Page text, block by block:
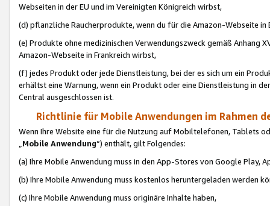
Webseiten in der EU und im Vereinigten Königreich wirbst,
(d) pflanzliche Raucherprodukte, wenn du für die Amazon-Webseite in
(e) Produkte ohne medizinischen Verwendungszweck gemäß Anhang
Amazon-Webseite in Frankreich wirbst,
(f) jedes Produkt oder jede Dienstleistung, bei der es sich um ein
erhältst eine Warnung, wenn ein Produkt oder eine Dienstleistung in
Central ausgeschlossen ist.
Richtlinie für Mobile Anwendungen im Rahmen
Wenn Ihre Website eine für die Nutzung auf Mobiltelefonen, Tablets
„Mobile Anwendung“) enthält, gilt Folgendes:
(a) Ihre Mobile Anwendung muss in den App-Stores von Google Play,
(b) Ihre Mobile Anwendung muss kostenlos heruntergeladen werden
(c) Ihre Mobile Anwendung muss originäre Inhalte haben,